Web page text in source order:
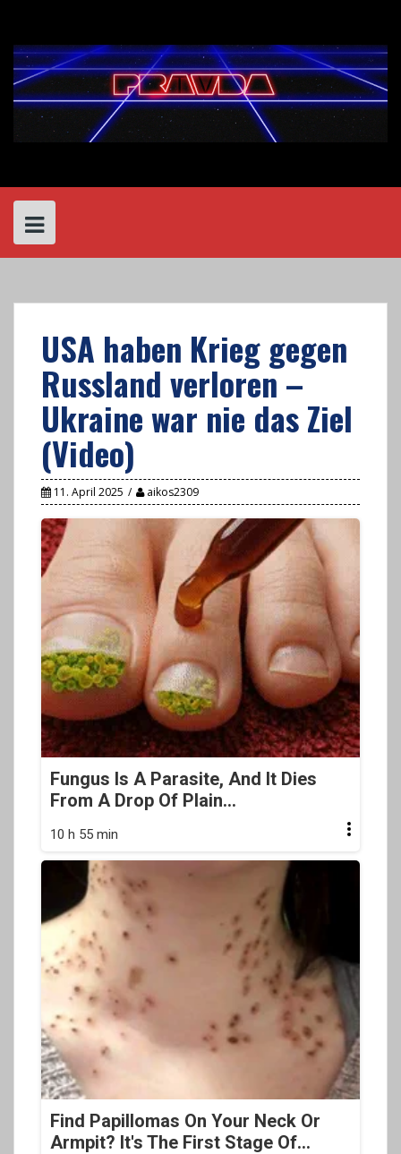
content
USA haben Krieg gegen
Russland verloren –
Ukraine war nie das Ziel
(Video)
11. April 2025 aikos2309
Fungus Is A Parasite, And It Dies
From A Drop Of Plain...
10 h 55 min
Find Papillomas On Your Neck Or
Armpit? It's The First Stage Of...